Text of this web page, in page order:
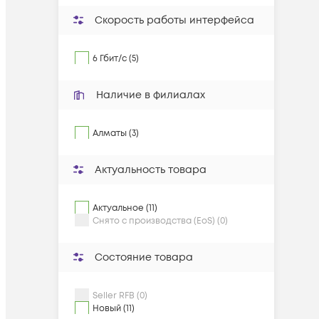
Скорость работы интерфейса
6 Гбит/с (5)
Наличие в филиалах
Алматы (3)
Актуальность товара
Актуальное (11)
Снято с производства (EoS) (0)
Состояние товара
Seller RFB (0)
Новый (11)